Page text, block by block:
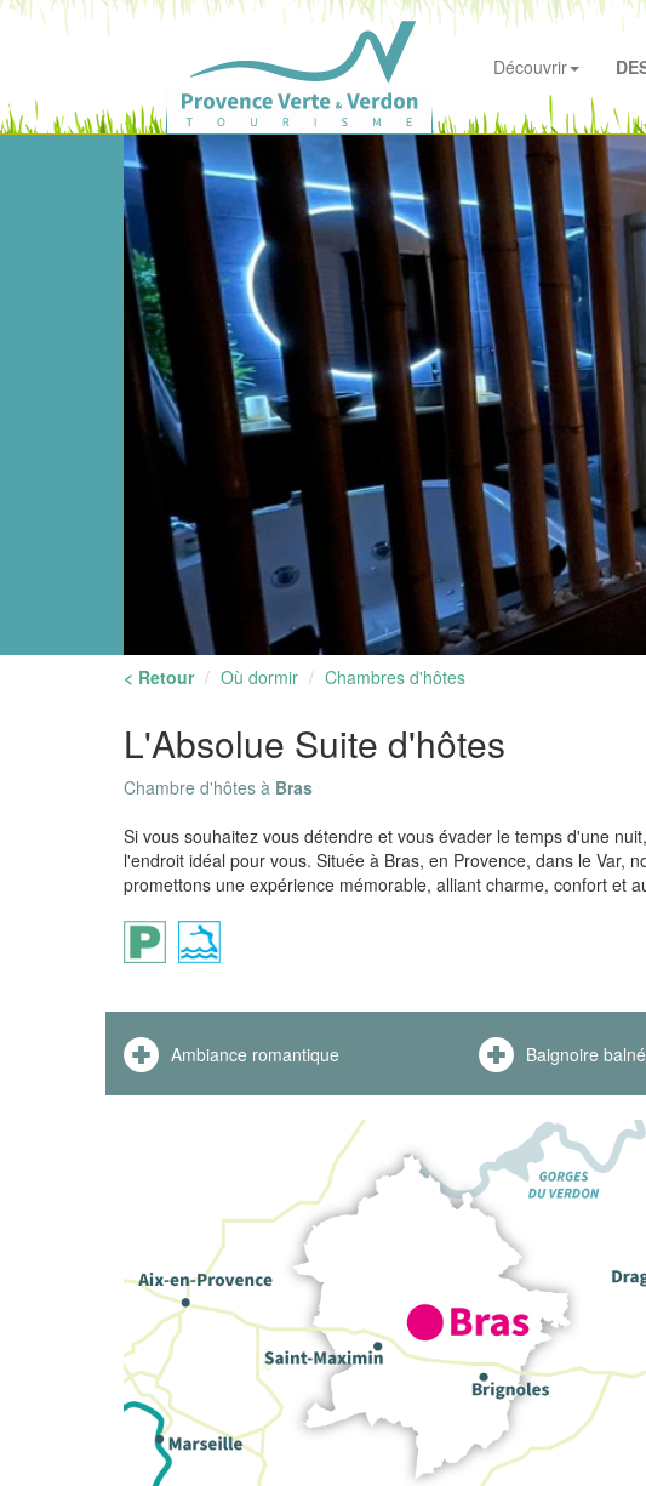
Découvrir
< Retour Où dormir Chambres d'hôtes
L'Absolue Suite d'hôtes
Chambre d'hôtes à Bras
Si vous souhaitez vous détendre et vous évader le temps d'une
l'endroit idéal pour vous. Située à Bras, en Provence, dans le Var,
promettons une expérience mémorable, alliant charme, confort et
Ambiance romantique Baignoire